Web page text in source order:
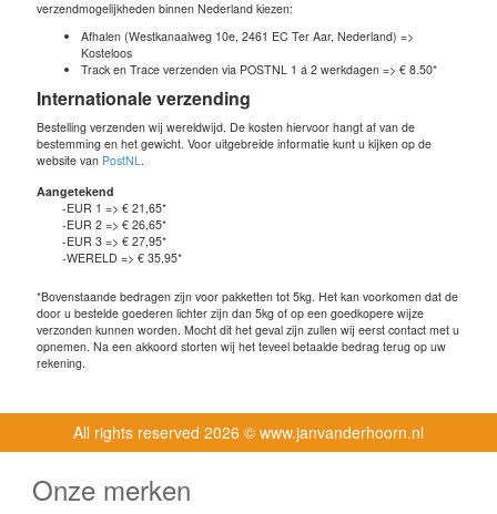
verzendmogelijkheden binnen Nederland kiezen:
Afhalen (Westkanaalweg 10e, 2461 EC Ter Aar, Nederland) =>
Kosteloos
Track en Trace verzenden via POSTNL 1 á 2 werkdagen => € 8.50*
Internationale verzending
Bestelling verzenden wij wereldwijd. De kosten hiervoor hangt af van de
bestemming en het gewicht. Voor uitgebreide informatie kunt u kijken op de
website van PostNL.
Aangetekend
-EUR 1 => € 21,65*
-EUR 2 => € 26,65*
-EUR 3 => € 27,95*
-WERELD => € 35,95*
*Bovenstaande bedragen zijn voor pakketten tot 5kg. Het kan voorkomen dat de
door u bestelde goederen lichter zijn dan 5kg of op een goedkopere wijze
verzonden kunnen worden. Mocht dit het geval zijn zullen wij eerst contact met u
opnemen. Na een akkoord storten wij het teveel betaalde bedrag terug op uw
rekening.
All rights reserved 2026 © www.janvanderhoorn.nl
Onze merken